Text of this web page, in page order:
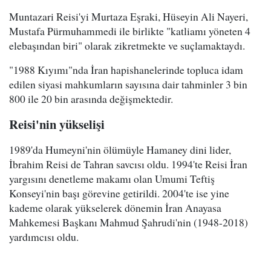
Muntazari Reisi'yi Murtaza Eşraki, Hüseyin Ali Nayeri,
Mustafa Pürmuhammedi ile birlikte "katliamı yöneten 4
elebaşından biri" olarak zikretmekte ve suçlamaktaydı.
"1988 Kıyımı"nda İran hapishanelerinde topluca idam
edilen siyasi mahkumların sayısına dair tahminler 3 bin
800 ile 20 bin arasında değişmektedir.
Reisi'nin yükselişi
1989'da Humeyni'nin ölümüyle Hamaney dini lider,
İbrahim Reisi de Tahran savcısı oldu. 1994'te Reisi İran
yargısını denetleme makamı olan Umumi Teftiş
Konseyi'nin başı görevine getirildi. 2004'te ise yine
kademe olarak yükselerek dönemin İran Anayasa
Mahkemesi Başkanı Mahmud Şahrudi'nin (1948-2018)
yardımcısı oldu.